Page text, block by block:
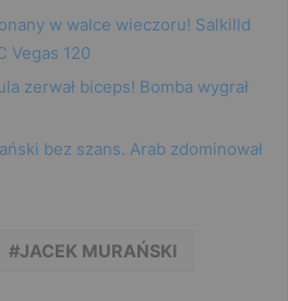
w walce wieczoru! Salkilld
Vegas 120
zerwał biceps! Bomba wygrał
bez szans. Arab zdominował
JACEK MURAŃSKI